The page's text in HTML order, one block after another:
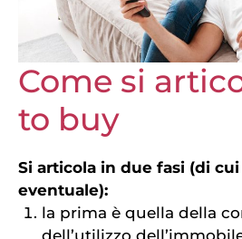
Come si
to buy
Si articola in due fasi (di
eventuale):
la prima è quella della